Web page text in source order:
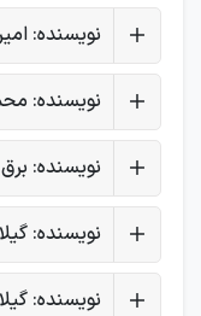
نویسنده:
نویسنده:
نویسنده:
نویسنده:
نویسنده: